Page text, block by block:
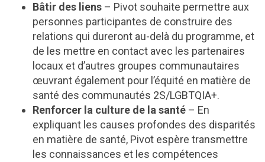
Bâtir des liens – Pivot souhaite permettre aux
personnes participantes de construire des
relations qui dureront au-delà du programme, et
de les mettre en contact avec les partenaires
locaux et d’autres groupes communautaires
œuvrant également pour l’équité en matière de
santé des communautés 2S/LGBTQIA+.
Renforcer la culture de la santé – En
expliquant les causes profondes des disparités
en matière de santé, Pivot espère transmettre
les connaissances et les compétences